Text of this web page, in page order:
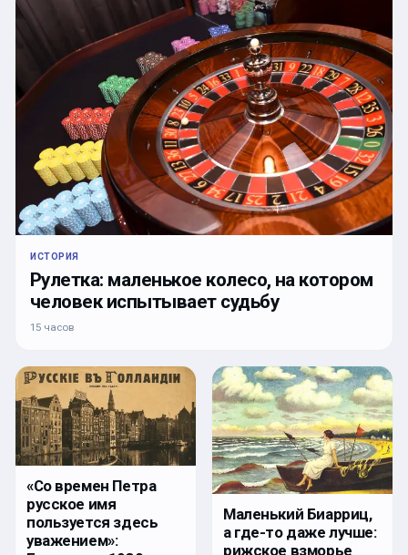
ИСТОРИЯ
Рулетка: маленькое колесо, на котором
человек испытывает судьбу
15 часов
«Со времен Петра
русское имя
пользуется здесь
уважением»:
Маленький Биарриц,
а где-то даже лучше:
рижское взморье